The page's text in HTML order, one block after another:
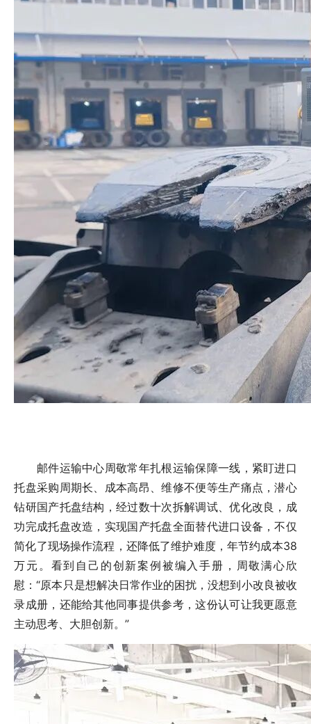
邮件运输中心周敬常年扎根运输保障一线，紧盯进口
托盘采购周期长、成本高昂、维修不便等生产痛点，潜心
钻研国产托盘结构，经过数十次拆解调试、优化改良，成
功完成托盘改造，实现国产托盘全面替代进口设备，不仅
简化了现场操作流程，还降低了维护难度，年节约成本38
万元。看到自己的创新案例被编入手册，周敬满心欣
慰：“原本只是想解决日常作业的困扰，没想到小改良被收
录成册，还能给其他同事提供参考，这份认可让我更愿意
主动思考、大胆创新。”